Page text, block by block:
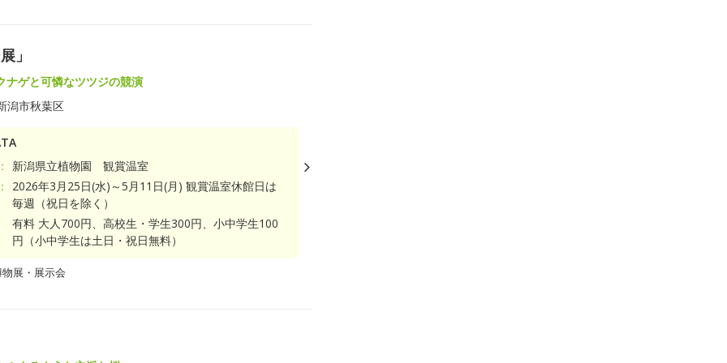
」
ナゲと可憐なツツジの競演
潟市秋葉区
新潟県立植物園 観賞温室
2026年3月25日(水)～5月11日(月) 観賞温室休館日は
毎週（祝日を除く）
有料 大人700円、高校生・学生300円、小中学生100
円（小中学生は土日・祝日無料）
展・展示会